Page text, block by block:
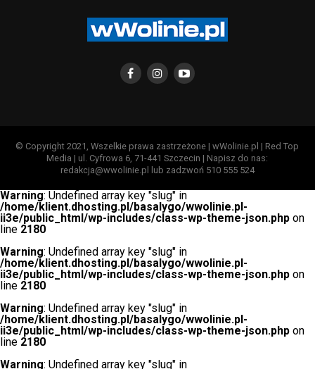
© Copyright 2021, Wszelkie prawa zastrzeżone | wWolinie.pl | Red Top
Media | ul. Cyfrowa 6, 71-441 Szczecin | Napisz do nas:
redakcja@wwolinie.pl lub zadzwoń 510 555 524
Warning: Undefined array key "slug" in
/home/klient.dhosting.pl/basalygo/wwolinie.pl-
ii3e/public_html/wp-includes/class-wp-theme-json.php on
line 2180
Warning: Undefined array key "slug" in
/home/klient.dhosting.pl/basalygo/wwolinie.pl-
ii3e/public_html/wp-includes/class-wp-theme-json.php on
line 2180
Warning: Undefined array key "slug" in
/home/klient.dhosting.pl/basalygo/wwolinie.pl-
ii3e/public_html/wp-includes/class-wp-theme-json.php on
line 2180
Warning: Undefined array key "slug" in